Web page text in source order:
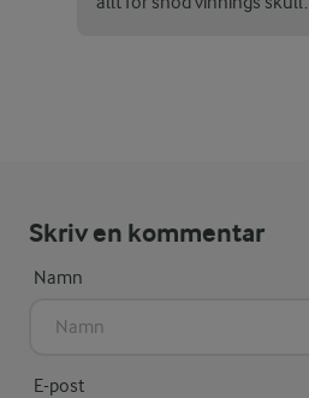
Skriv en kommentar
Namn
E-post